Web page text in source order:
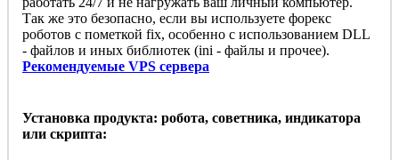
Так же это безопасно, если вы используете форекс
роботов с пометкой fix, особенно с использованием DLL
- файлов и иных библиотек (ini - файлы и прочее).
Рекомендуемые VPS сервера
Установка продукта: робота, советника, индикатора
или скрипта: